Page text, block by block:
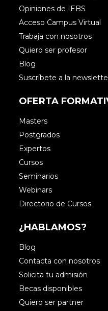
Opiniones de IEBS
Acceso Campus Virtual
Trabaja con nosotros
Quiero ser profesor
Blog
Suscríbete a la
OFERTA
Masters
Postgrados
Expertos
Cursos
Seminarios
Webinars
Directorio de Cursos
¿HABLAMOS?
Blog
Contacta con nosotros
Solicita tu admisión
Becas disponibles
Quiero ser partner